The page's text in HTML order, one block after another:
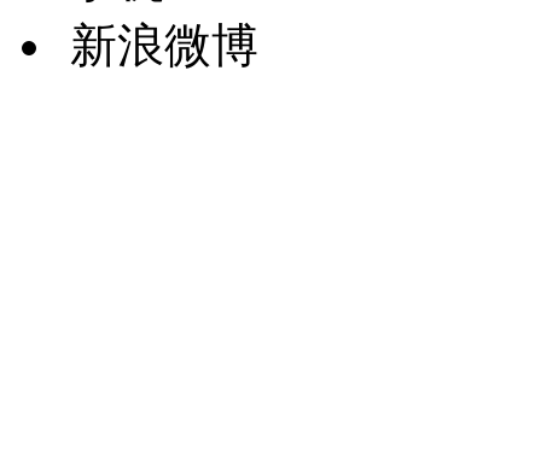
新浪微博